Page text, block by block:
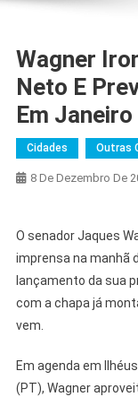
Wagner
Neto E
Em Janeiro
Cidades Outras
8 De Dezembro De
O senador Jaques
imprensa na manhã
lançamento da sua
com a chapa já
vem.
Em agenda em
(PT), Wagner